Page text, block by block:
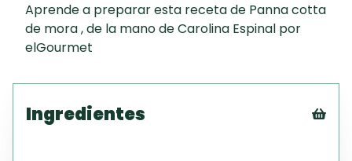
Aprende a preparar esta receta de Panna cotta
de mora , de la mano de Carolina Espinal por
elGourmet
Carolina Espinal
Ingredientes